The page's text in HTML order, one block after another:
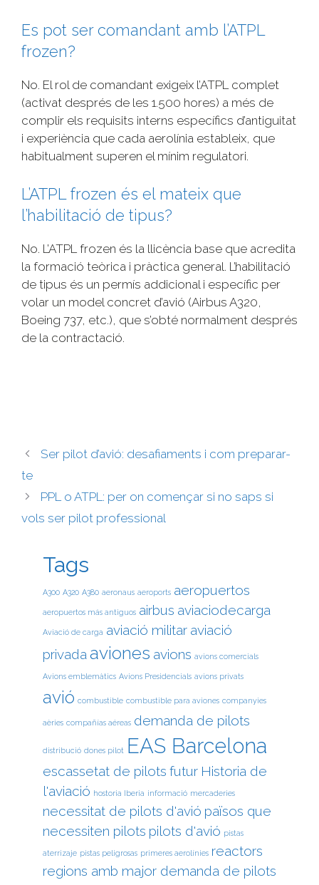
Es pot ser comandant amb l’ATPL
frozen?
No. El rol de comandant exigeix l’ATPL complet
(activat després de les 1.500 hores) a més de
complir els requisits interns específics d’antiguitat
i experiència que cada aerolínia estableix, que
habitualment superen el mínim regulatori.
L’ATPL frozen és el mateix que
l’habilitació de tipus?
No. L’ATPL frozen és la llicència base que acredita
la formació teòrica i pràctica general. L’habilitació
de tipus és un permís addicional i específic per
volar un model concret d’avió (Airbus A320,
Boeing 737, etc.), que s’obté normalment després
de la contractació.
Ser pilot d’avió: desafiaments i com preparar-
te
PPL o ATPL: per on començar si no saps si
vols ser pilot professional
Tags
A300 A320 A380 aeronaus aeroports aeropuertos
aeropuertos más antiguos airbus aviaciodecarga
Aviació de carga aviació militar aviació
privada aviones avions avions comercials
Avions emblemàtics Avions Presidencials avions privats
avió combustible combustible para aviones companyies
aèries compañías aéreas demanda de pilots
distribució dones pilot EAS Barcelona
escassetat de pilots futur Historia de
l'aviació hostoria Iberia informació mercaderies
necessitat de pilots d'avió països que
necessiten pilots pilots d'avió pistas
aterrizaje pistas peligrosas primeres aerolínies reactors
regions amb major demanda de pilots